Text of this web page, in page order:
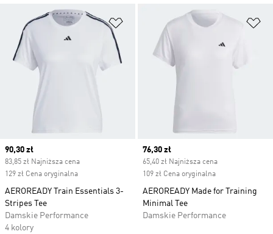
Dodaj do listy życzeń
Current price
90,30 zł
83,85 zł Najniższa cena
129 zł Cena oryginalna
AEROREADY Train Essentials 3-
Stripes Tee
Damskie Performance
4 kolory
Current price
76,30 zł
65,40 zł Najniższa cena
109 zł Cena oryginalna
AEROREADY Made for Training
Minimal Tee
Damskie Performance